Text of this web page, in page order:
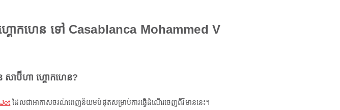
កហេន ទៅ Casablanca Mohammed V
ាប៊ីហា ហ្គោកហេន?
ដែលជាអាកាសចរណ៍ពេញនិយមបំផុតសម្រាប់ការធ្វើដំណើរចេញពីវិមាននេះ។